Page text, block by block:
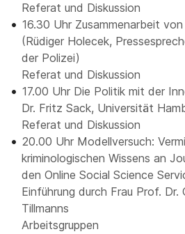
Referat und Diskussion
16.30 Uhr Zusammenarbeit
(Rüdiger Holecek,
der Polizei)
Referat und Diskussion
17.00 Uhr Die Politik mit der
Dr. Fritz Sack, Universität
Referat und Diskussion
20.00 Uhr Modellversuch:
kriminologischen Wissens an
den Online Social Science
Einführung durch Frau Prof.
Tillmanns
Arbeitsgruppen